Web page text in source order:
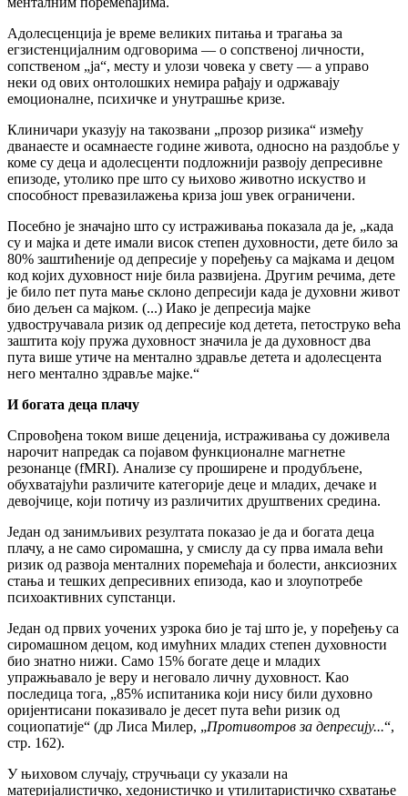
Адолесценција је време великих питања и трагања за
егзистенцијалним одговорима — о сопственој личности,
сопственом „ја“, месту и улози човека у свету — а управо
неки од ових онтолошких немира рађају и одржавају
емоционалне, психичке и унутрашње кризе.
Клиничари указују на такозвани „прозор ризика“ између
дванаесте и осамнаесте године живота, односно на раздобље у
коме су деца и адолесценти подложнији развоју депресивне
епизоде, утолико пре што су њихово животно искуство и
способност превазилажења криза још увек ограничени.
Посебно је значајно што су истраживања показала да је, „када
су и мајка и дете имали висок степен духовности, дете било за
80% заштићеније од депресије у поређењу са мајкама и децом
код којих духовност није била развијена. Другим речима, дете
је било пет пута мање склоно депресији када је духовни живот
био дељен са мајком. (...) Иако је депресија мајке
удвостручавала ризик од депресије код детета, петоструко већа
заштита коју пружа духовност значила је да духовност два
пута више утиче на ментално здравље детета и адолесцента
него ментално здравље мајке.“
И богата деца плачу
Спровођена током више деценија, истраживања су доживела
нарочит напредак са појавом функционалне магнетне
резонанце (fMRI). Анализе су проширене и продубљене,
обухватајући различите категорије деце и младих, дечаке и
девојчице, који потичу из различитих друштвених средина.
Један од занимљивих резултата показао је да и богата деца
плачу, а не само сиромашна, у смислу да су прва имала већи
ризик од развоја менталних поремећаја и болести, анксиозних
стања и тешких депресивних епизода, као и злоупотребе
психоактивних супстанци.
Један од првих уочених узрока био је тај што је, у поређењу са
сиромашном децом, код имућних младих степен духовности
био знатно нижи. Само 15% богате деце и младих
упражњавало је веру и неговало личну духовност. Као
последица тога, „85% испитаника који нису били духовно
оријентисани показивало је десет пута већи ризик од
социопатије“ (др Лиса Милер, „Противотров за депресију...“,
стр. 162).
У њиховом случају, стручњаци су указали на
материјалистичко, хедонистичко и утилитаристичко схватање